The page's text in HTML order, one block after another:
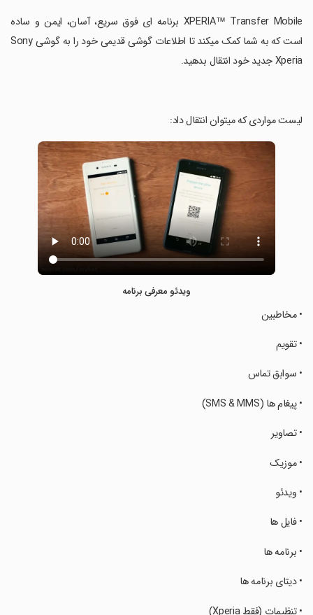
XPERIA™ Transfer Mobile برنامه ای فوق سریع، آسان، ایمن و ساده
است که به شما کمک میکند تا اطلاعات گوشی قدیمی خود را به گوشی Sony
Xperia جدید خود انتقال بدهید.
‏لیست مواردی که میتوان انتقال داد:
ویدئو معرفی برنامه
‏• مخاطبین
‏• تقویم
‏• سوابق تماس
‏• پیغام ها (SMS & MMS)
‏• تصاویر
‏• موزیک
‏• ویدئو
‏• فایل ها
‏• برنامه ها
‏• دیتای برنامه ها
‏• تنظیمات (فقط Xperia)